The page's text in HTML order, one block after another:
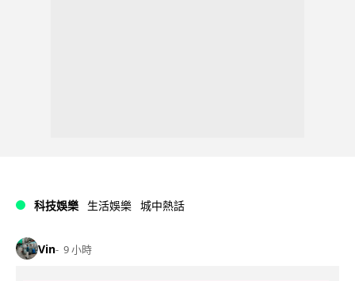
科技娛樂 生活娛樂 城中熱話
Vin 9 小時